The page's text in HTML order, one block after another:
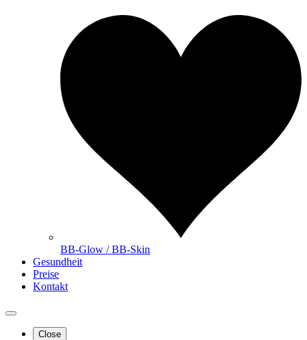
BB-Glow / BB-Skin
Gesundheit
Preise
Kontakt
Close